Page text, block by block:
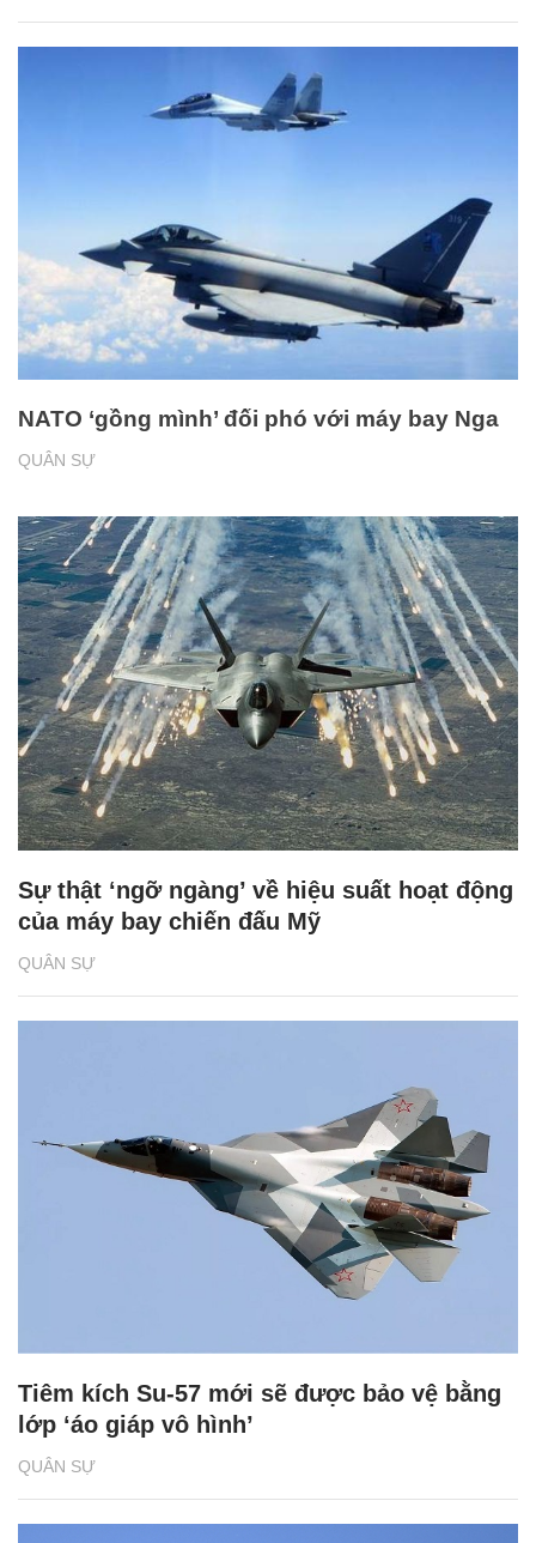
QUÂN SỰ
NATO ‘gồng mình’ đối phó với máy bay Nga
QUÂN SỰ
Sự thật ‘ngỡ ngàng’ về hiệu suất hoạt động
của máy bay chiến đấu Mỹ
QUÂN SỰ
Tiêm kích Su-57 mới sẽ được bảo vệ bằng
lớp ‘áo giáp vô hình’